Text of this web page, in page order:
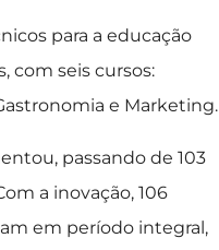
para a educação
com seis cursos:
e Marketing.
passando de 103
a inovação, 106
em período integral,